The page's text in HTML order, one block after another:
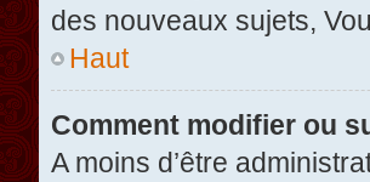
des nouveaux sujets,
Haut
Comment modifier ou
A moins d’être